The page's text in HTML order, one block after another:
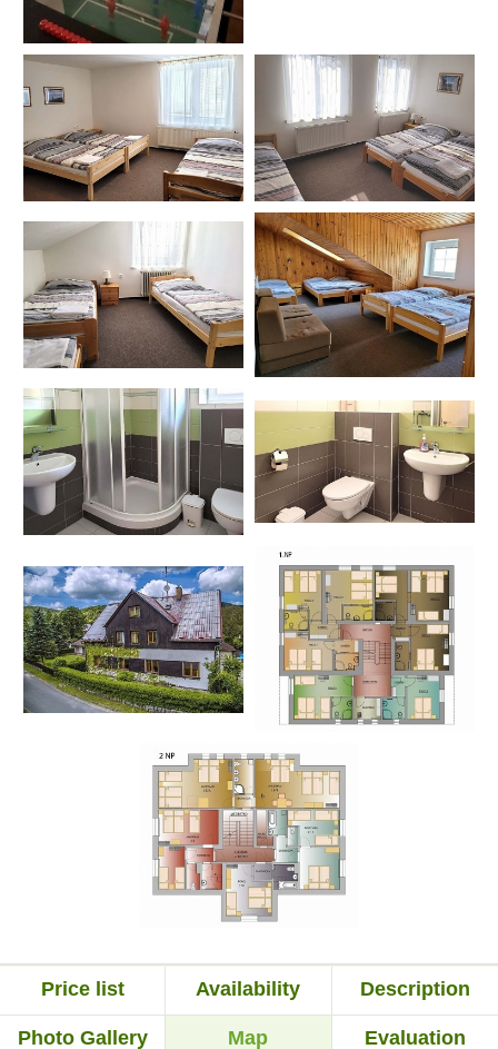
Price list Availability Description
Photo Gallery Map Evaluation